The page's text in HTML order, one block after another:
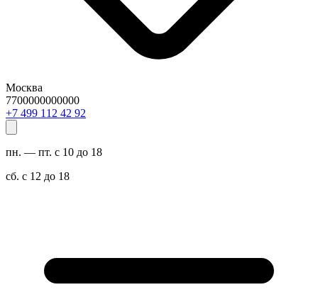
Москва
7700000000000
29 24 211 994 7+
пн. — пт. с 10 до 18
сб. с 12 до 18